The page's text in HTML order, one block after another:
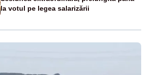
la votul pe legea salarizării